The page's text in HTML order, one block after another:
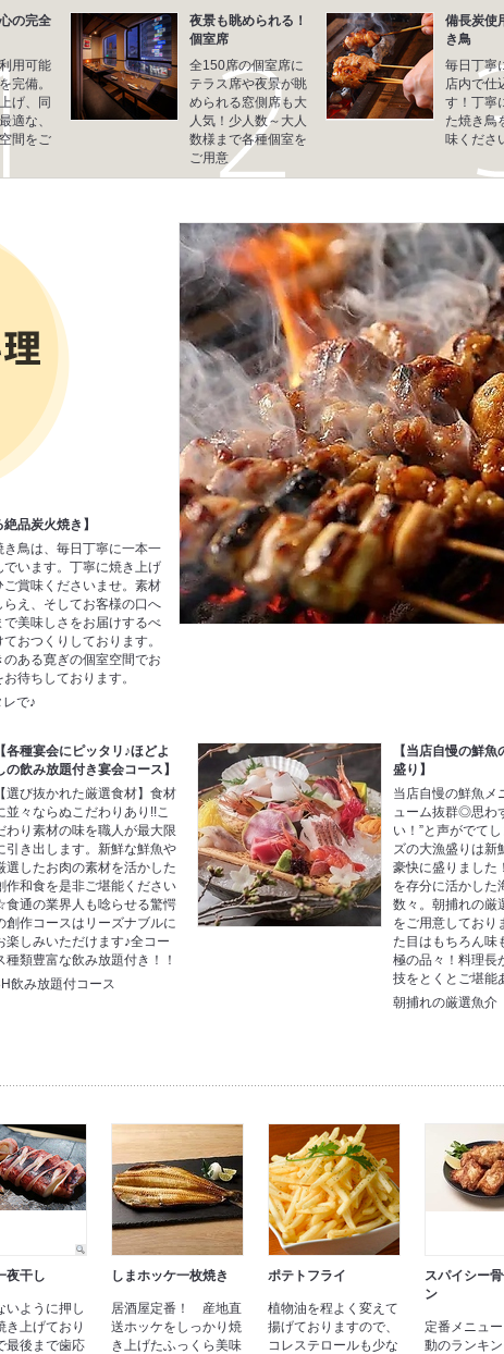
の完全
用可能
完備。
げ、同
適な、
間をご
夜景も眺められる！
個室席
全150席の個室席に
テラス席や夜景が眺
められる窓側席も大
人気！少人数～大人
数様まで各種個室を
ご用意
備長炭使
き鳥
毎日丁寧
店内で仕
す！丁寧
た焼き鳥
味くださ
絶品炭火焼き】
き鳥は、毎日丁寧に一本一
でいます。丁寧に焼き上げ
ご賞味くださいませ。素材
らえ、そしてお客様の口へ
で美味しさをお届けするべ
おつくりしております。
のある寛ぎの個室空間でお
待ちしております。
で♪
【各種宴会にピッタリ♪ほどよ
の飲み放題付き宴会コース】
【選び抜かれた厳選食材】食材
並々ならぬこだわりあり!!こ
わり素材の味を職人が最大限
引き出します。新鮮な鮮魚や
選したお肉の素材を活かした
作和食を是非ご堪能ください
通の業界人も唸らせる驚愕
創作コースはリーズナブルに
楽しみいただけます♪全コー
種類豊富な飲み放題付き！！
飲み放題付コース
【当店自慢の鮮
盛り】
当店自慢の鮮魚メ
ューム抜群◎思わ
い！”と声がでて
ズの大漁盛りは新
豪快に盛りました
を存分に活かした
数々。朝捕れの厳
をご用意しており
た目はもちろん味
極の品々！料理長
技をとくとご堪能
朝捕れの厳選魚介
夜干し
いように押し
き上げており
最後まで歯応
しまホッケ一枚焼き
居酒屋定番！ 産地直
送ホッケをしっかり焼
き上げたふっくら美味
ポテトフライ
植物油を程よく変えて
揚げておりますので、
コレステロールも少な
スパイシー
ン
定番メニュ
動のランキ